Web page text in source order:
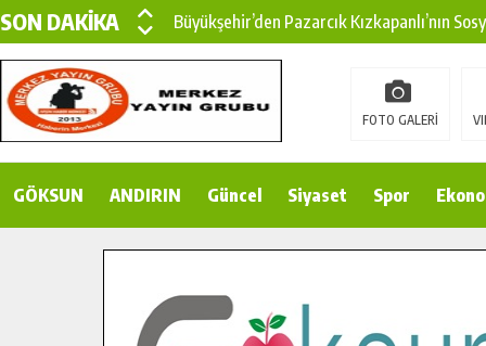
SON DAKİKA
Büyükşehir’den Pazarcık Kızkapanlı’nın
Büyükşehir’den Pazarcık Kırsalına Modern
Çin’den KSÜ’ye Uluslararası Başarı:
Gençler Pusula Maraş Kampında Yeni
İlçe Jandarma Komutanı Karakaya’dan
FOTO GALERİ
GÖKSUN ANDIRIN Güncel Siyaset Spor